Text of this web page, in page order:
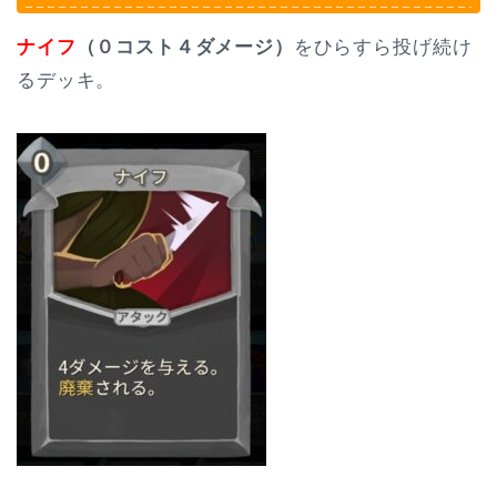
ナイフ （０コスト４ダメージ）
をひらすら投げ続け
るデッキ。